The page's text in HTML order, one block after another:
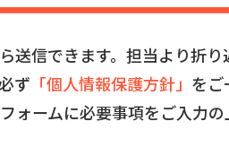
信できます。担当より折り
ず 「個人情報保護方針」 をご
ォームに必要事項をご入力